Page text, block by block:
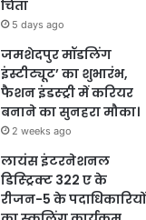
चिंता
5 days ago
जमशेदपुर मॉडलिंग
इंस्टीट्यूट’ का शुभारंभ,
फैशन इंडस्ट्री में करियर
बनाने का सुनहरा मौका।
2 weeks ago
लायंस इंटरनेशनल
डिस्ट्रिक्ट 322 ए के
रीजन-5 के पदाधिकारियों